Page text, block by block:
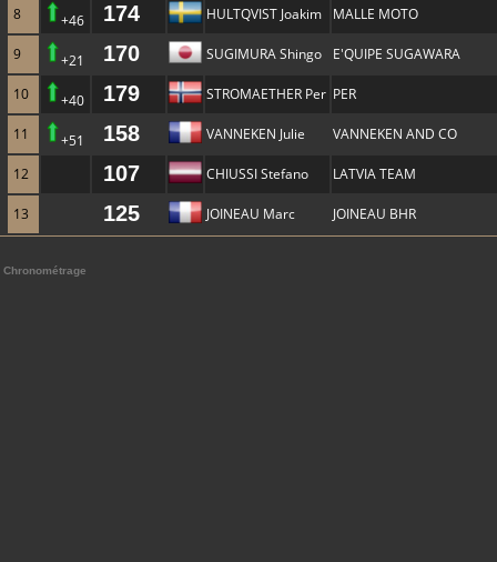
8 +46 174 HULTQVIST Joakim MALLE MOTO
9 +21 170 SUGIMURA Shingo E'QUIPE SUGAWARA
10 +40 179 STROMAETHER Per PER
11 +51 158 VANNEKEN Julie VANNEKEN AND CO
12 107 CHIUSSI Stefano LATVIA TEAM
13 125 JOINEAU Marc JOINEAU BHR
Chronométrage